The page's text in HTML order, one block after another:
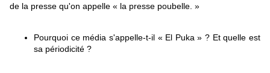
de la presse qu'on appelle « la presse poubelle. »
Pourquoi ce média s'appelle-t-il « El Puka » ? Et quelle est
sa périodicité ?